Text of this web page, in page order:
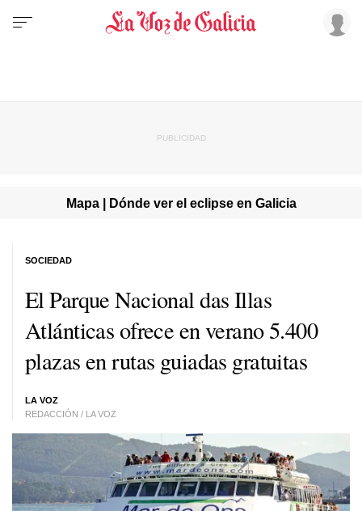
Mapa | Dónde ver el eclipse en Galicia
El Parque Nacional das Illas
Atlánticas ofrece en verano 5.400
plazas en rutas guiadas gratuitas
LA VOZ
REDACCIÓN / LA VOZ
SOCIEDAD